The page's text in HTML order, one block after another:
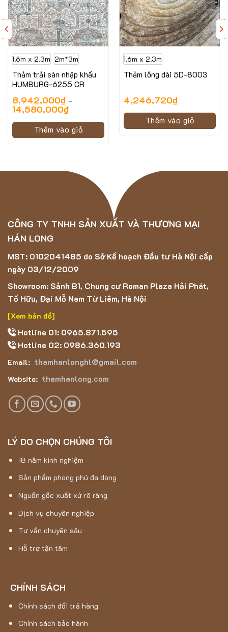
Hình ảnh minh họa của mẫu thảm phòng khách
MANAVGAT-9202C
100% Polypropylene
9 mm
Trọng lượng
1950g/m2
Bảng thông số kỹ thuật của sản phẩm
Đặc điểm nổi bật của mẫu thảm MANAVGAT-
9202C
dụng 100% sợi Polypropylene, đảm bảo tính bền vững và
không xù lông trong quá trình sử dụng, là một ưu điểm nổi
bật của sản phẩm.
Sợi Polypropylene được biết đến với khả năng chống bám
bụi hiệu quả, bảo vệ thảm khỏi các hạt bụi và bẩn bám
Với tính năng giặt máy thuận tiện, bạn có thể dễ dàng vệ
Tính chất chống thấm nước và kháng tia UV của sợi giúp
thảmMANAVGAT-9202C
sắc ổn định trong suốt quá trình sử dụng.
Ngoài việc là vật trang trí, sản phẩm còn giúp giảm tiếng
mái cho gia đình.
1.6m x 2.3m 2m*3m
Thảm trải sàn nhập khẩu
HUMBURG-6255 CR
8,942,000₫–
14,580,000₫
Thêm vào giỏ
1.6m x 2.3m
Thảm lông dài 5D-8003
4,246,720₫
Thêm vào giỏ
CÔNG TY TNHH SẢN XUẤT VÀ THƯƠNG MẠI
HÁN LONG
MST: 0102041485 do Sở Kế hoạch Đầu tư Hà Nội cấp
ngày 03/12/2009
Showroom: Sảnh B1, Chung cư Roman Plaza Hải Phát,
Tố Hữu, Đại Mỗ Nam Từ Liêm, Hà Nội
[Xem bản đồ]
Hotline 01: 0965.871.595
Hotline 02: 0986.360.193
Email: thamhanlonghl@gmail.com
Website: thamhanlong.com
LÝ DO CHỌN CHÚNG TÔI
18 năm kinh nghiệm
Sản phẩm phong phú đa dạng
Nguồn gốc xuất xứ rõ ràng
Dịch vụ chuyên nghiệp
Tư vấn chuyên sâu
Hỗ trợ tận tâm
CHÍNH SÁCH
Chính sách đổi trả hàng
Chính sách bảo hành